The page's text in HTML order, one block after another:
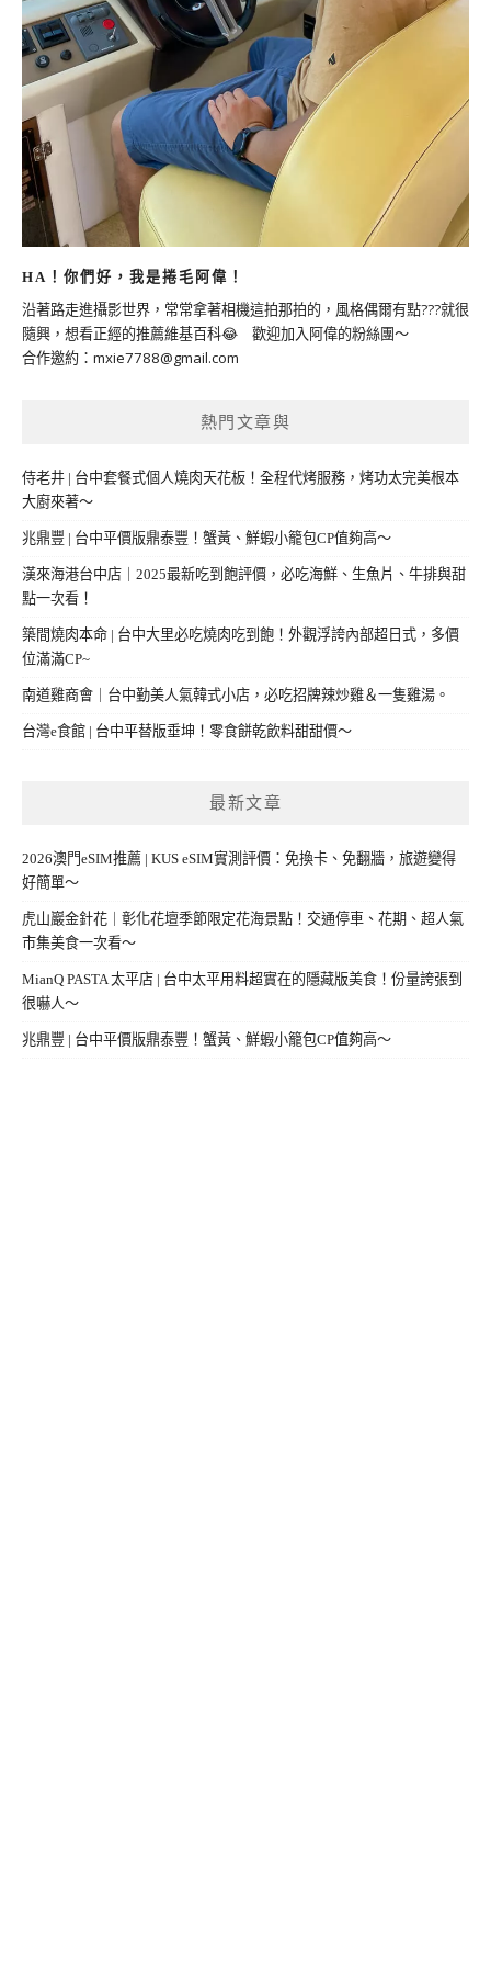
HA！你們好，我是捲毛阿偉！
沿著路走進攝影世界，常常拿著相機這拍那拍的，風格偶爾有點???就很
隨興，想看正經的推薦維基百科😂 歡迎加入阿偉的粉絲團～
合作邀約： mxie7788@gmail.com
熱門文章與
侍老井 | 台中套餐式個人燒肉天花板！全程代烤服務，烤功太完美根本
大廚來著～
兆鼎豐 | 台中平價版鼎泰豐！蟹黃、鮮蝦小籠包CP值夠高～
漢來海港台中店｜2025最新吃到飽評價，必吃海鮮、生魚片、牛排與甜
點一次看！
築間燒肉本命 | 台中大里必吃燒肉吃到飽！外觀浮誇內部超日式，多價
位滿滿CP~
南道雞商會｜台中勤美人氣韓式小店，必吃招牌辣炒雞＆一隻雞湯。
台灣e食館 | 台中平替版垂坤！零食餅乾飲料甜甜價～
最新文章
2026澳門eSIM推薦 | KUS eSIM實測評價：免換卡、免翻牆，旅遊變得
好簡單～
虎山巖金針花｜彰化花壇季節限定花海景點！交通停車、花期、超人氣
市集美食一次看～
MianQ PASTA 太平店 | 台中太平用料超實在的隱藏版美食！份量誇張到
很嚇人～
兆鼎豐 | 台中平價版鼎泰豐！蟹黃、鮮蝦小籠包CP值夠高～